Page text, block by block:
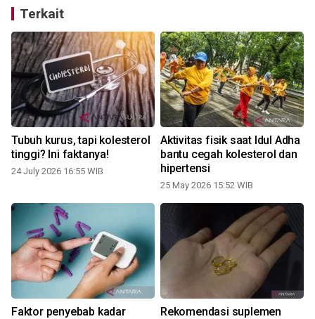
Terkait
Tubuh kurus, tapi kolesterol
tinggi? Ini faktanya!
24 July 2026 16:55 WIB
Aktivitas fisik saat Idul Adha
bantu cegah kolesterol dan
hipertensi
25 May 2026 15:52 WIB
Faktor penyebab kadar
Rekomendasi suplemen